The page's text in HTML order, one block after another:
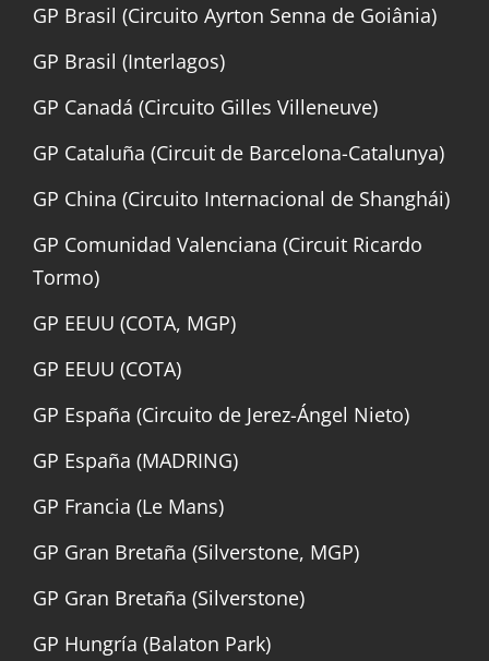
GP Brasil (Circuito Ayrton Senna de Goiânia)
GP Brasil (Interlagos)
GP Canadá (Circuito Gilles Villeneuve)
GP Cataluña (Circuit de Barcelona-Catalunya)
GP China (Circuito Internacional de Shanghái)
GP Comunidad Valenciana (Circuit Ricardo
Tormo)
GP EEUU (COTA, MGP)
GP EEUU (COTA)
GP España (Circuito de Jerez-Ángel Nieto)
GP España (MADRING)
GP Francia (Le Mans)
GP Gran Bretaña (Silverstone, MGP)
GP Gran Bretaña (Silverstone)
GP Hungría (Balaton Park)